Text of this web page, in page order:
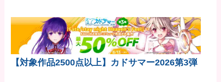
【対象作品2500点以上】カドサマー2026第3弾